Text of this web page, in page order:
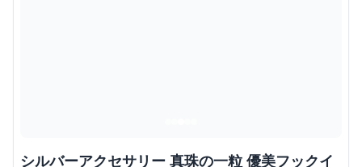
シルバーアクセサリー 真珠の一粒 優美フックイ